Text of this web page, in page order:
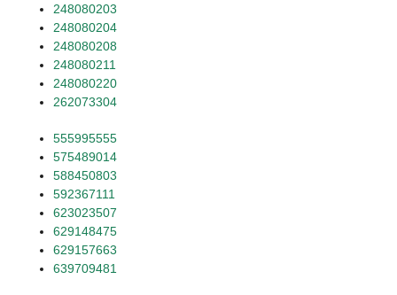
248080203
248080204
248080208
248080211
248080220
262073304
555995555
575489014
588450803
592367111
623023507
629148475
629157663
639709481